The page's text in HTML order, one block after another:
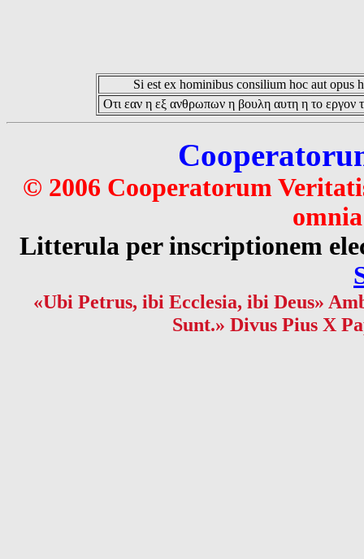
Si est ex hominibus consilium hoc aut opus
Οτι εαν η εξ ανθρωπων η βουλη αυτη η το εργον
© 2006 Cooperatorum
Litterula per inscriptionem
«Ubi Petrus, ibi Ecclesia, ibi Deus»
Sunt.» Divus Pius X